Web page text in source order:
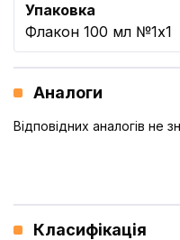
Упаковка
Флакон 100 мл №1x1
Аналоги
Відповідних аналогів не
Класифікація